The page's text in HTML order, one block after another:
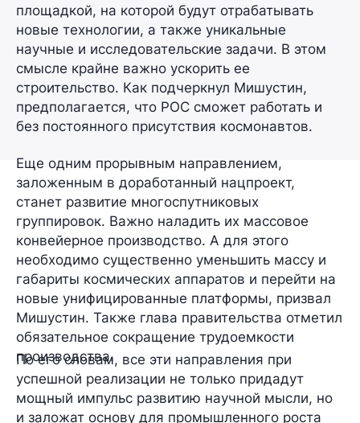
площадкой, на которой будут отрабатывать
новые технологии, а также уникальные
научные и исследовательские задачи. В этом
смысле крайне важно ускорить ее
строительство. Как подчеркнул Мишустин,
предполагается, что РОС сможет работать и
без постоянного присутствия космонавтов.
Еще одним прорывным направлением,
заложенным в доработанный нацпроект,
станет развитие многоспутниковых
группировок. Важно наладить их массовое
конвейерное производство. А для этого
необходимо существенно уменьшить массу и
габариты космических аппаратов и перейти на
новые унифицированные платформы, призвал
Мишустин. Также глава правительства отметил
обязательное сокращение трудоемкости
производства.
По его словам, все эти направления при
успешной реализации не только придадут
мощный импульс развитию научной мысли, но
и заложат основу для промышленного роста